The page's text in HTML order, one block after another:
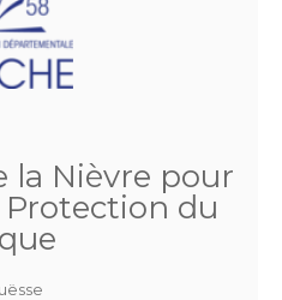
la Nièvre pour
Protection du